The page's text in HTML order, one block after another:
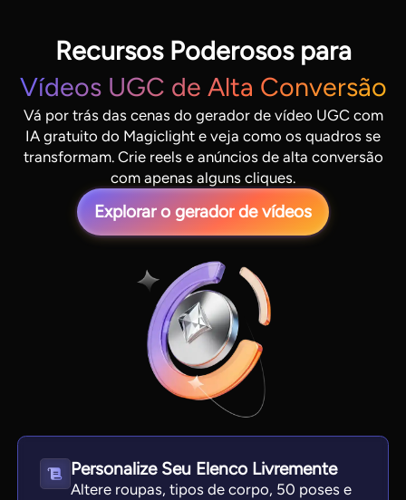
Recursos Poderosos para
Vídeos UGC de Alta Conversão
Vá por trás das cenas do gerador de vídeo UGC com
IA gratuito do Magiclight e veja como os quadros se
transformam. Crie reels e anúncios de alta conversão
com apenas alguns cliques.
Explorar o gerador de vídeos
Personalize Seu Elenco Livremente
Altere roupas, tipos de corpo, 50 poses e